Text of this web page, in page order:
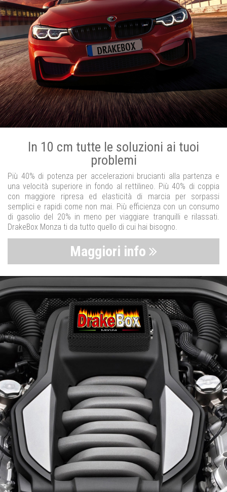
In 10 cm tutte le soluzioni ai tuoi
problemi
Più 40% di potenza per accelerazioni brucianti alla partenza e
una velocità superiore in fondo al rettilineo. Più 40% di coppia
con maggiore ripresa ed elasticità di marcia per sorpassi
semplici e rapidi come non mai. Più efficienza con un consumo
di gasolio del 20% in meno per viaggiare tranquilli e rilassati.
DrakeBox Monza ti da tutto quello di cui hai bisogno.
Maggiori info